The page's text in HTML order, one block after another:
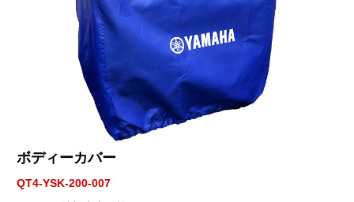
ボディーカバー
QT4-YSK-200-007